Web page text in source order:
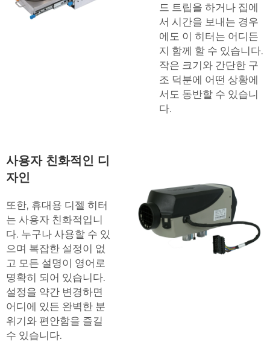
드 트립을 하거나 집에
서 시간을 보내는 경우
에도 이 히터는 어디든
지 함께 할 수 있습니다.
작은 크기와 간단한 구
조 덕분에 어떤 상황에
서도 동반할 수 있습니
다.
사용자 친화적인 디
자인
또한, 휴대용 디젤 히터
는 사용자 친화적입니
다. 누구나 사용할 수 있
으며 복잡한 설정이 없
고 모든 설명이 영어로
명확히 되어 있습니다.
설정을 약간 변경하면
어디에 있든 완벽한 분
위기와 편안함을 즐길
수 있습니다.